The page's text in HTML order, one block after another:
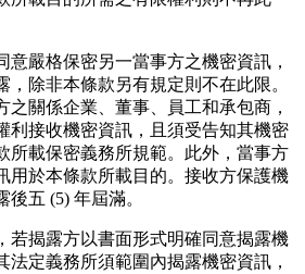
意嚴格保密另一當事方之機密資訊，
，除非本條款另有規定則不在此限。
之關係企業、董事、員工和承包商，
利接收機密資訊，且須受告知其機密
所載保密義務所規範。此外，當事方
用於本條款所載目的。接收方保護機
五 (5) 年屆滿。
若揭露方以書面形式明確同意揭露機
法定義務所須範圍內揭露機密資訊，